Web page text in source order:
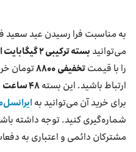
ترابرد به ایرانسل
EN
به مناسبت فرا رسیدن عید سعید
می‌توانید بسته‌ ترکیبی ۲ گیگابایت اینترنت و ۲ ساعت مکالمه ایرانسلی
را با قیمتتخفیفی۸۸۰۰تومان
ارتباط باشید. این بسته۴۸ ساعت
برای خرید آن می‌توانید به
شماره‌گیری کنید. توجه داشته
مشترکان دائمی و اعتباری به